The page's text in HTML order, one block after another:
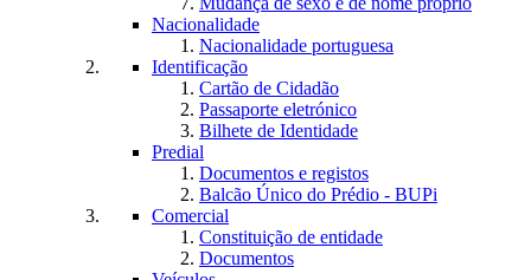
Nacionalidade
Nacionalidade portuguesa
Identificação
Cartão de Cidadão
Passaporte eletrónico
Bilhete de Identidade
Predial
Documentos e registos
Balcão Único do Prédio - BUPi
Comercial
Constituição de entidade
Documentos